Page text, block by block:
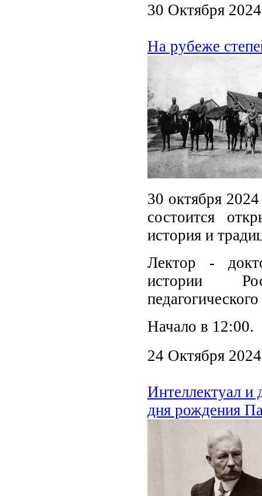
30 Октября 2024
На рубеже
30 октября
состоится
история и
Лектор -
истории
Начало в
24 Октября 2024
Интеллектуал и
дня рождения